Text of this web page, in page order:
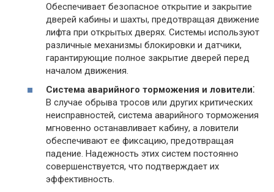
Обеспечивает безопасное открытие и закрытие
дверей кабины и шахты, предотвращая движение
лифта при открытых дверях. Системы используют
различные механизмы блокировки и датчики,
гарантирующие полное закрытие дверей перед
началом движения.
Система аварийного торможения и ловители⁚
В случае обрыва тросов или других критических
неисправностей, система аварийного торможения
мгновенно останавливает кабину, а ловители
обеспечивают ее фиксацию, предотвращая
падение. Надежность этих систем постоянно
совершенствуется, что подтверждает их
эффективность.